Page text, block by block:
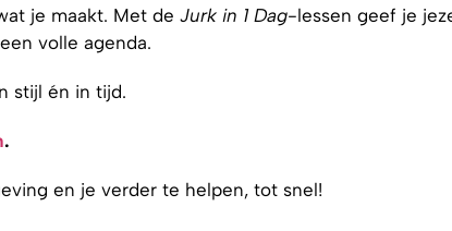
je maakt. Met de Jurk in 1 Dag-lessen geef je
volle agenda.
stijl én in tijd.
.
en je verder te helpen, tot snel!